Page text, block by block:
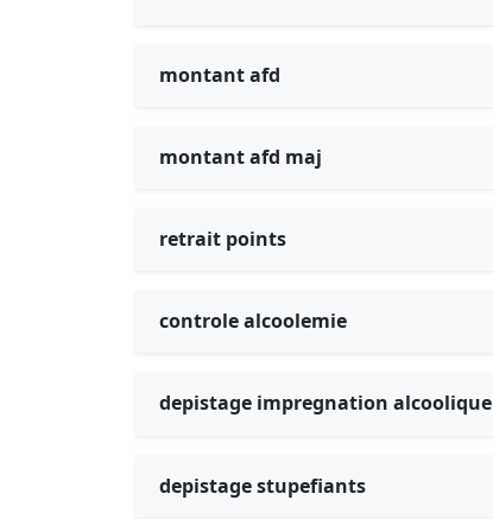
montant afd
montant afd maj
retrait points
controle alcoolemie
depistage impregnation alcoolique
depistage stupefiants